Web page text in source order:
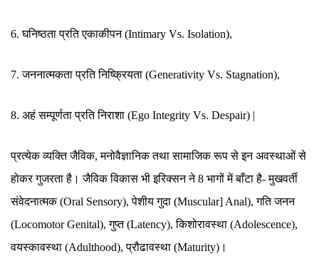
6. घनिष्ठता प्रति एकाकीपन (Intimary Vs. Isolation),
7. जननात्मकता प्रति निष्क्रियता (Generativity Vs. Stagnation),
8. अहं सम्पूर्णता प्रति निराशा (Ego Integrity Vs. Despair) |
प्रत्येक व्यक्ति जैविक, मनोवैज्ञानिक तथा सामाजिक रूप से इन अवस्थाओं से
होकर गुजरता है। जैविक विकास भी इरिक्सन ने 8 भागों में बाँटा है- मुखवर्ती
संवेदनात्मक (Oral Sensory), पेशीय गुदा (Muscular] Anal), गति जनन
(Locomotor Genital), गुप्त (Latency), किशोरावस्था (Adolescence),
वयस्कावस्था (Adulthood), प्रौढावस्था (Maturity)।